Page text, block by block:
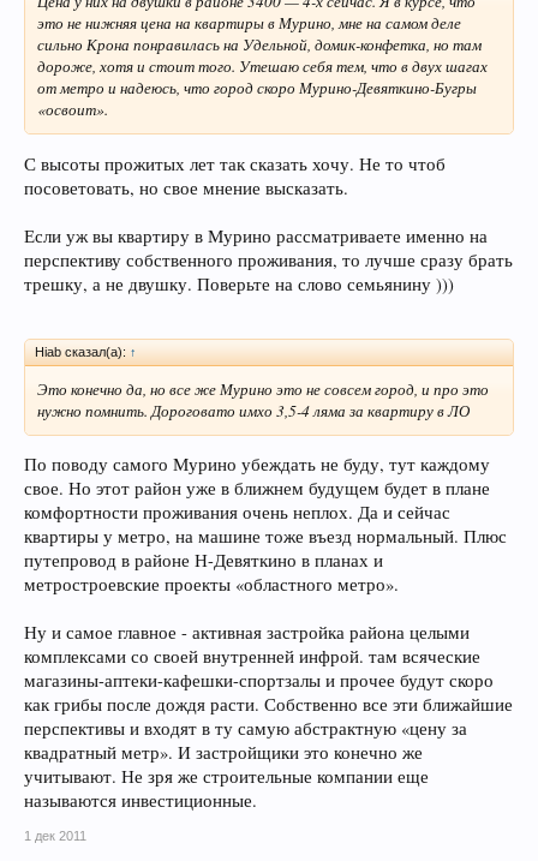
это не нижняя цена на квартиры в Мурино, мне на самом деле
сильно Крона понравилась на Удельной, домик-конфетка, но там
дороже, хотя и стоит того. Утешаю себя тем, что в двух шагах
от метро и надеюсь, что город скоро Мурино-Девяткино-Бугры
«освоит».
С высоты прожитых лет так сказать хочу. Не то чтоб
посоветовать, но свое мнение высказать.
Если уж вы квартиру в Мурино рассматриваете именно на
перспективу собственного проживания, то лучше сразу брать
трешку, а не двушку. Поверьте на слово семьянину )))
Hiab сказал(а): ↑
Это конечно да, но все же Мурино это не совсем город, и про это
нужно помнить. Дороговато имхо 3,5-4 ляма за квартиру в ЛО
По поводу самого Мурино убеждать не буду, тут каждому
свое. Но этот район уже в ближнем будущем будет в плане
комфортности проживания очень неплох. Да и сейчас
квартиры у метро, на машине тоже въезд нормальный. Плюс
путепровод в районе Н-Девяткино в планах и
метростроевские проекты «областного метро».
Ну и самое главное - активная застройка района целыми
комплексами со своей внутренней инфрой. там всяческие
магазины-аптеки-кафешки-спортзалы и прочее будут скоро
как грибы после дождя расти. Собственно все эти ближайшие
перспективы и входят в ту самую абстрактную «цену за
квадратный метр». И застройщики это конечно же
учитывают. Не зря же строительные компании еще
называются инвестиционные.
1 дек 2011